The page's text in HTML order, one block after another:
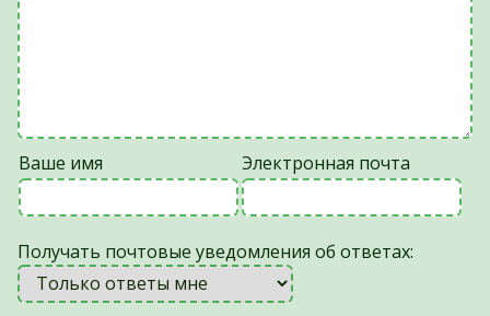
Ваше имя Электронная почта
Получать почтовые уведомления об ответах: